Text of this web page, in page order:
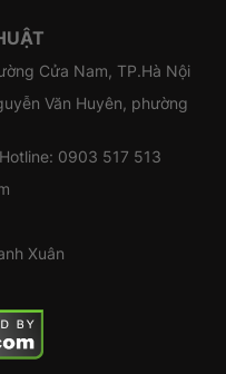
Cửa Nam, TP.Hà Nội
Văn Huyên, phường
0903 517 513
Xuân